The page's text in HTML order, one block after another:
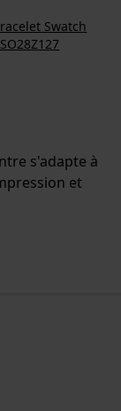
Swatch
s'adapte à
et